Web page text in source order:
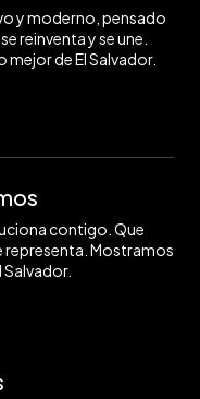
y moderno, pensado
reinventa y se une.
de El Salvador.
contigo. Que
representa. Mostramos
Salvador.